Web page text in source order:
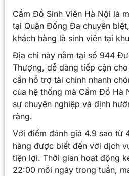
Cầm Đồ Sinh Viên Hà Nội là
tại Quận Đống Đa chuyên
khách hàng là sinh viên tại
Địa chỉ này nằm tại số 944
Thượng, dễ dàng tiếp cận
cần hỗ trợ tài chính nhanh
của hệ thống mà Cầm Đồ Hà
sự chuyên nghiệp và định
ràng.
Với điểm đánh giá 4.9 sao từ
hàng được biết đến với dịch
tiện lợi. Thời gian hoạt động
22:00 mỗi ngày trong tuần,